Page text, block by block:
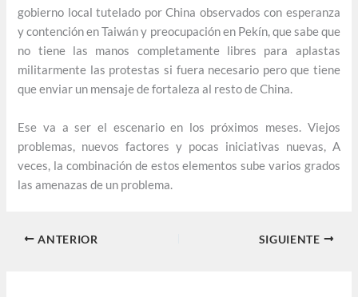
gobierno local tutelado por China observados con esperanza
y contención en Taiwán y preocupación en Pekín, que sabe que
no tiene las manos completamente libres para aplastas
militarmente las protestas si fuera necesario pero que tiene
que enviar un mensaje de fortaleza al resto de China.
Ese va a ser el escenario en los próximos meses. Viejos
problemas, nuevos factores y pocas iniciativas nuevas, A
veces, la combinación de estos elementos sube varios grados
las amenazas de un problema.
ANTERIOR SIGUIENTE